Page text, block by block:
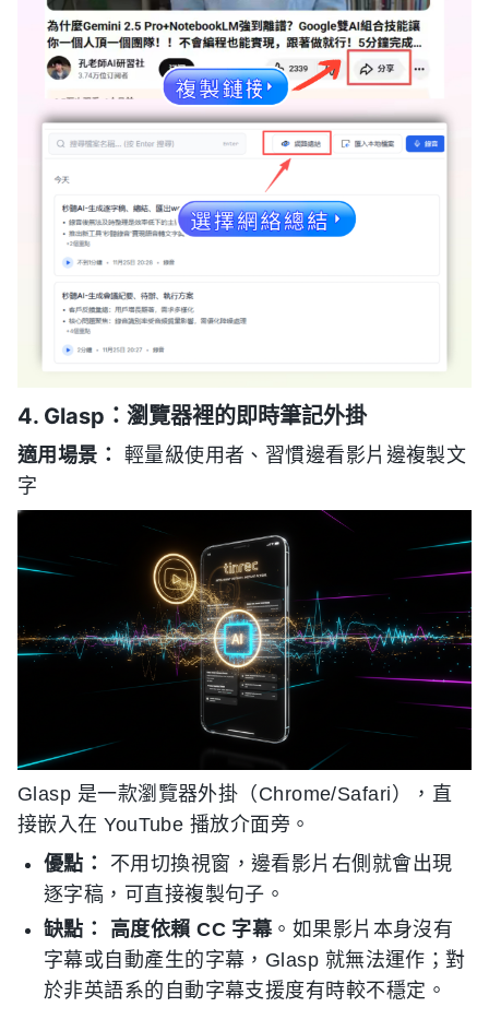
4. Glasp：瀏覽器裡的即時筆記外掛
適用場景：
輕量級使用者、習慣邊看影片邊複製文
字
Glasp 是一款瀏覽器外掛（Chrome/Safari），直
接嵌入在 YouTube 播放介面旁。
優點：
不用切換視窗，邊看影片右側就會出現
逐字稿，可直接複製句子。
缺點：
高度依賴 CC 字幕。如果影片本身沒有
字幕或自動產生的字幕，Glasp 就無法運作；對
於非英語系的自動字幕支援度有時較不穩定。